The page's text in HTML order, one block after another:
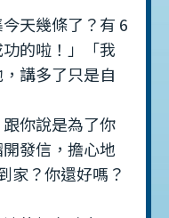
天幾條了？有 6
的啦！」「我
講多了只是自
跟你說是為了你
發信，擔心地
家？你還好嗎？